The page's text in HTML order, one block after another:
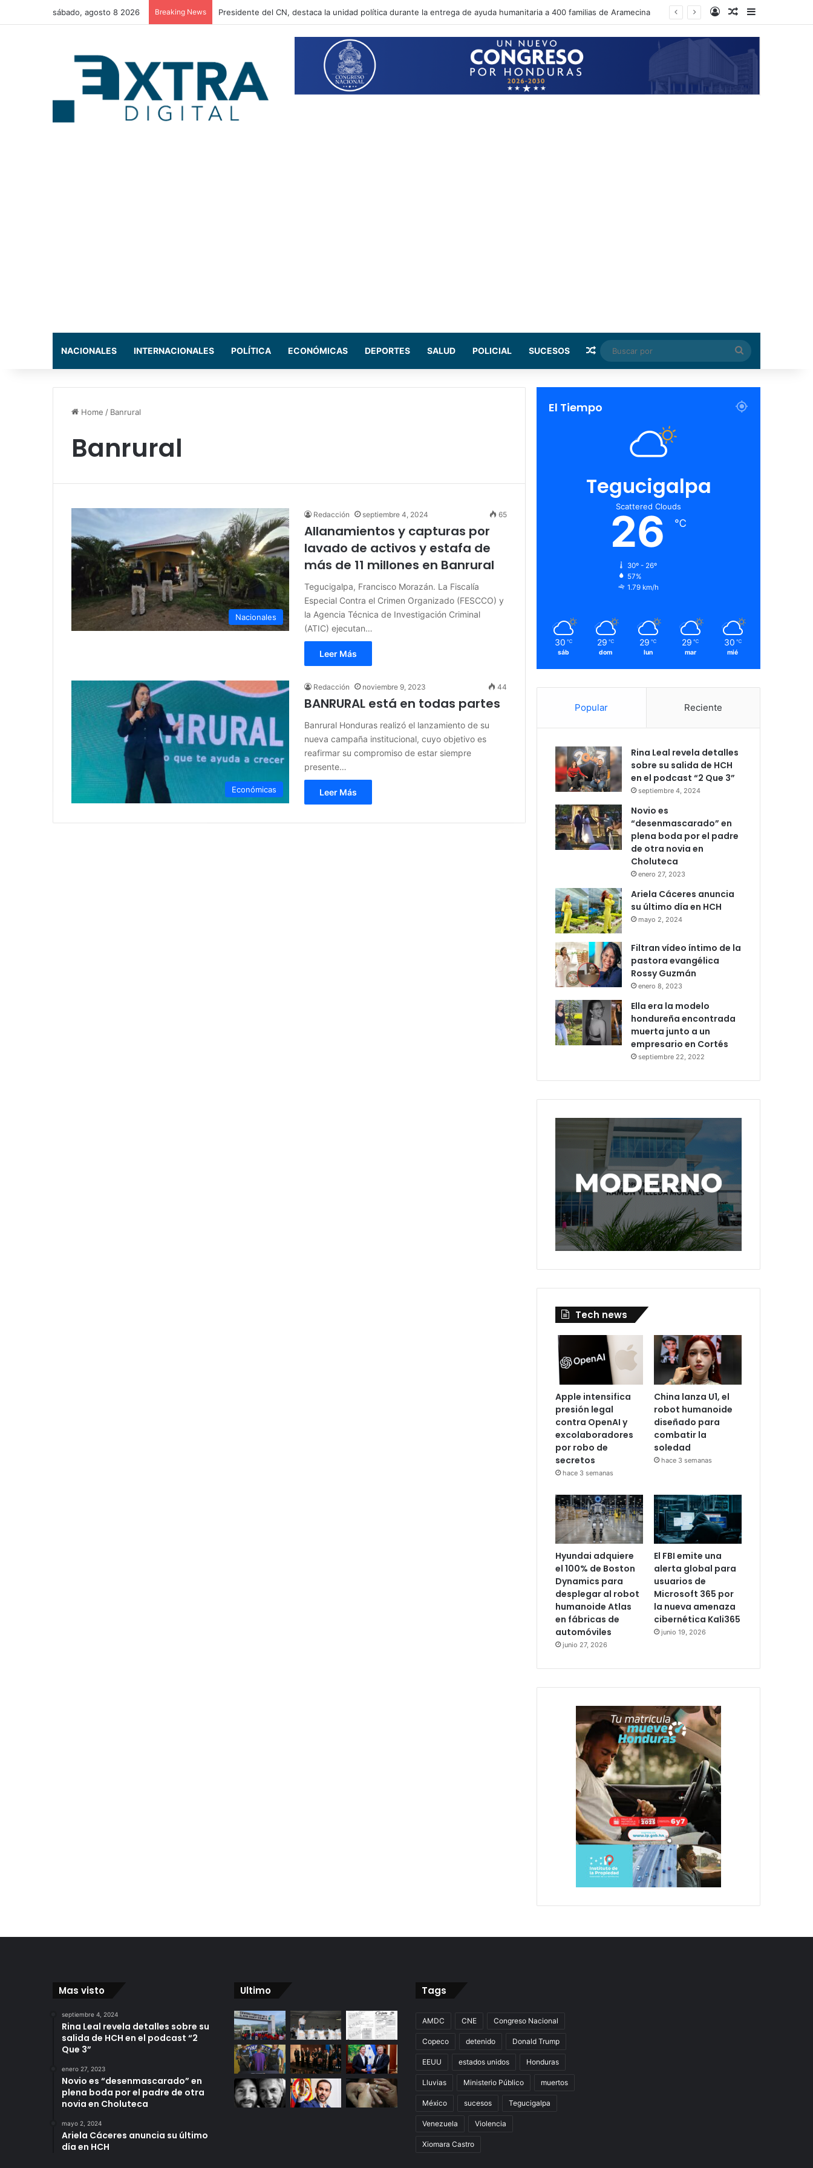
sábado, agosto 8 2026 Breaking News Presidente del CN, destaca la unidad política durante la entrega de ayuda humanitaria a 400 familias de Aramecina Log InRandom Article
NACIONALES INTERNACIONALES POLÍTICA ECONÓMICAS DEPORTES SALUD POLICIAL SUCESOS Random Article
Buscar
por
Home / Banrural
Banrural
Nacionales
Redacción septiembre 4, 2024 65
Allanamientos y capturas por
lavado de activos y estafa de
más de 11 millones en Banrural
Tegucigalpa, Francisco Morazán. La Fiscalía
Especial Contra el Crimen Organizado (FESCCO) y
la Agencia Técnica de Investigación Criminal
(ATIC) ejecutan…
Leer Más
Económicas
Redacción noviembre 9, 2023 44
BANRURAL está en todas partes
Banrural Honduras realizó el lanzamiento de su
nueva campaña institucional, cuyo objetivo es
reafirmar su compromiso de estar siempre
presente…
Leer Más
El Tiempo
Tegucigalpa
Scattered Clouds
26 ℃
30º - 26º
57%
1.79 km/h
30 ℃
sáb
29 ℃
dom
29 ℃
lun
29 ℃
mar
30 ℃
mié
Popular Reciente
Rina Leal revela detalles
sobre su salida de HCH
en el podcast “2 Que 3”
septiembre 4, 2024
Novio es
“desenmascarado” en
plena boda por el padre
de otra novia en
Choluteca
enero 27, 2023
Ariela Cáceres anuncia
su último día en HCH
mayo 2, 2024
Filtran vídeo íntimo de la
pastora evangélica
Rossy Guzmán
enero 8, 2023
Ella era la modelo
hondureña encontrada
muerta junto a un
empresario en Cortés
septiembre 22, 2022
Tech news
Apple intensifica
presión legal
contra OpenAI y
excolaboradores
por robo de
secretos
hace 3 semanas
China lanza U1, el
robot humanoide
diseñado para
combatir la
soledad
hace 3 semanas
Hyundai adquiere
el 100% de Boston
Dynamics para
desplegar al robot
humanoide Atlas
en fábricas de
automóviles
junio 27, 2026
El FBI emite una
alerta global para
usuarios de
Microsoft 365 por
la nueva amenaza
cibernética Kali365
junio 19, 2026
Mas visto
septiembre 4, 2024
Rina Leal revela detalles sobre su
salida de HCH en el podcast “2
Que 3”
enero 27, 2023
Novio es “desenmascarado” en
plena boda por el padre de otra
novia en Choluteca
mayo 2, 2024
Ariela Cáceres anuncia su último
día en HCH
Ultimo Tags
AMDC CNE Congreso Nacional
Copeco detenido Donald Trump
EEUU estados unidos Honduras
Lluvias Ministerio Público muertos
México sucesos Tegucigalpa
Venezuela Violencia
Xiomara Castro